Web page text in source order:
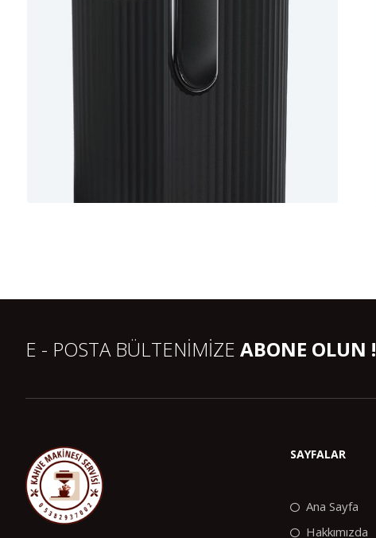
E - POSTA BÜLTENİMİZE ABONE OLUN !
SAYFALAR
Ana Sayfa
Hakkımızda